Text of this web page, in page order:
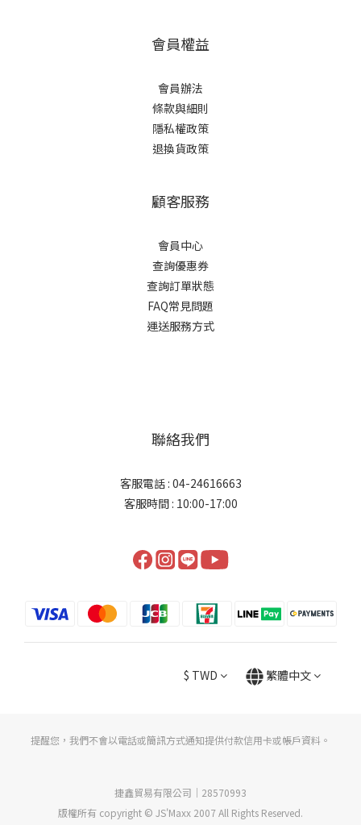
會員權益
會員辦法
條款與細則
隱私權政策
退換貨政策
顧客服務
會員中心
查詢優惠券
查詢訂單狀態
FAQ常見問題
運送服務方式
聯絡我們
客服電話 : 04-24616663
客服時間 : 10:00-17:00
$ TWD 繁體中文
提醒您，我們不會以電話或簡訊方式通知提供付款信用卡或帳戶資料。
捷鑫貿易有限公司｜28570993
版權所有 copyright © JS'Maxx 2007 All Rights Reserved.